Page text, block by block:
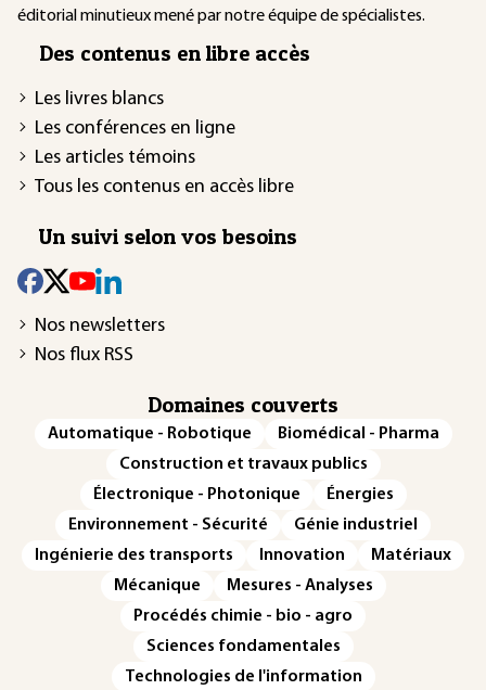
éditorial minutieux mené par notre équipe de spécialistes.
Des contenus en libre accès
Les livres blancs
Les conférences en ligne
Les articles témoins
Tous les contenus en accès libre
Un suivi selon vos besoins
Nos newsletters
Nos flux RSS
Domaines couverts
Automatique - Robotique
Biomédical - Pharma
Construction et travaux publics
Électronique - Photonique
Énergies
Environnement - Sécurité
Génie industriel
Ingénierie des transports
Innovation
Matériaux
Mécanique
Mesures - Analyses
Procédés chimie - bio - agro
Sciences fondamentales
Technologies de l'information